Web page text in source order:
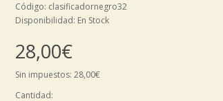
Código: clasificadornegro32
Disponibilidad: En Stock
28,00€
Sin impuestos: 28,00€
Cantidad: